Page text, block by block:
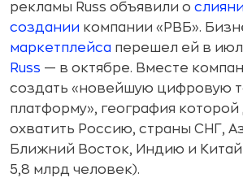
рекламы Russ объявили о
создании компании «РВБ».
маркетплейса перешел ей в
Russ — в октябре. Вместе
создать «новейшую цифровую
платформу», география
охватить Россию, страны СНГ,
Ближний Восток, Индию и
5,8 млрд человек).